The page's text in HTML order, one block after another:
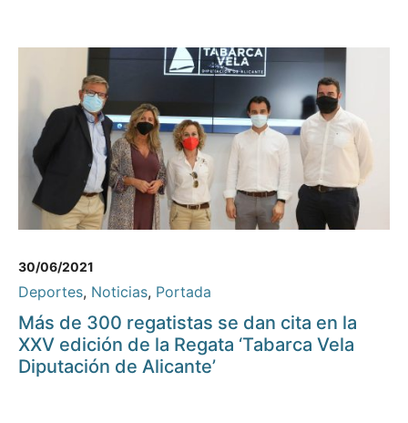
30/06/2021
Deportes, Noticias, Portada
Más de 300 regatistas se dan cita en la
XXV edición de la Regata ‘Tabarca Vela
Diputación de Alicante’